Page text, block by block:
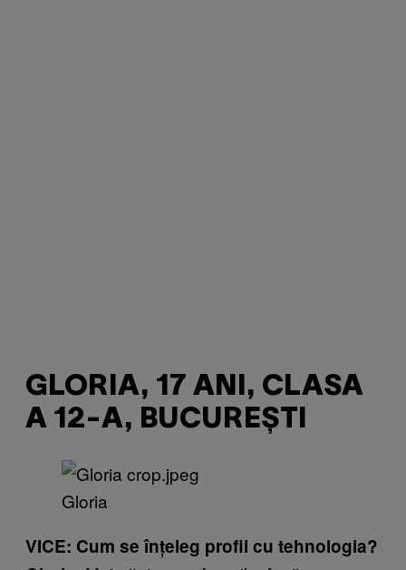
GLORIA, 17 ANI, CLASA
A 12-A, BUCUREȘTI
Gloria
VICE: Cum se înțeleg profii cu tehnologia?